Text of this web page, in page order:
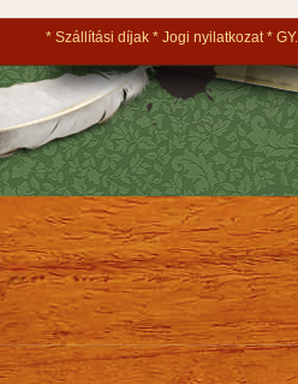
Szállítási díjak Jogi nyilatkozat